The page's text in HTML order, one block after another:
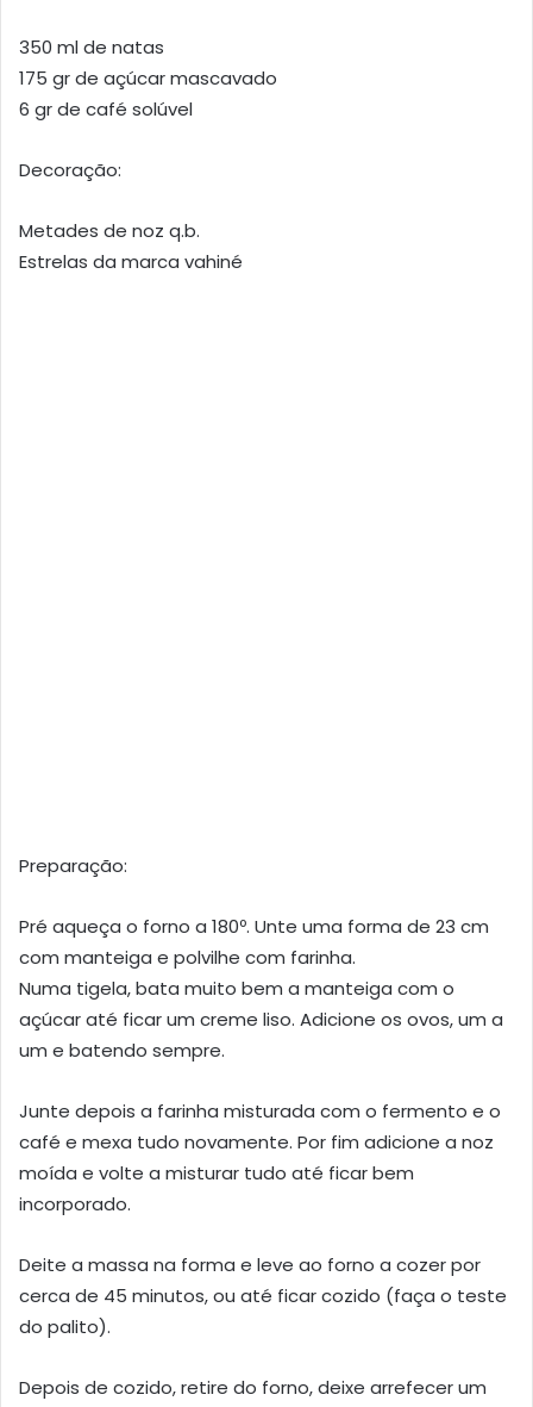
350 ml de natas
175 gr de açúcar mascavado
6 gr de café solúvel
Decoração:
Metades de noz q.b.
Estrelas da marca vahiné
Preparação:
Pré aqueça o forno a 180º. Unte uma forma de 23 cm
com manteiga e polvilhe com farinha.
Numa tigela, bata muito bem a manteiga com o
açúcar até ficar um creme liso. Adicione os ovos, um a
um e batendo sempre.
Junte depois a farinha misturada com o fermento e o
café e mexa tudo novamente. Por fim adicione a noz
moída e volte a misturar tudo até ficar bem
incorporado.
Deite a massa na forma e leve ao forno a cozer por
cerca de 45 minutos, ou até ficar cozido (faça o teste
do palito).
Depois de cozido, retire do forno, deixe arrefecer um